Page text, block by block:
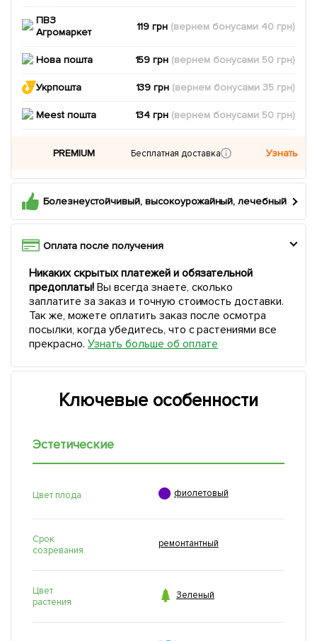
ПВЗ
Агромаркет
119 грн (вернем бонусами 40 грн)
Нова пошта 159 грн (вернем бонусами 50 грн)
Укрпошта 139 грн (вернем бонусами35 грн)
Meest пошта 134 грн (вернем бонусами 50 грн)
PREMIUM Бесплатная доставка Узнать
Болезнеустойчивый, высокоурожайный, лечебный
Оплата после получения
Никаких скрытых платежей и обязательной
предоплаты!Вы всегда знаете, сколько
заплатите за заказ и точную стоимость доставки.
Так же, можете оплатить заказ после осмотра
посылки, когда убедитесь, что с растениями все
прекрасно. Узнать больше об оплате
Ключевые особенности
Эстетические
Цвет плода  фиолетовый
Срок
созревания
ремонтантный
Цвет
растения
 Зеленый